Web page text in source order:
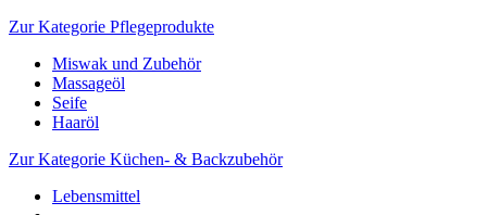
Zur Kategorie Pflegeprodukte
Miswak und Zubehör
Massageöl
Seife
Haaröl
Zur Kategorie Küchen- & Backzubehör
Lebensmittel